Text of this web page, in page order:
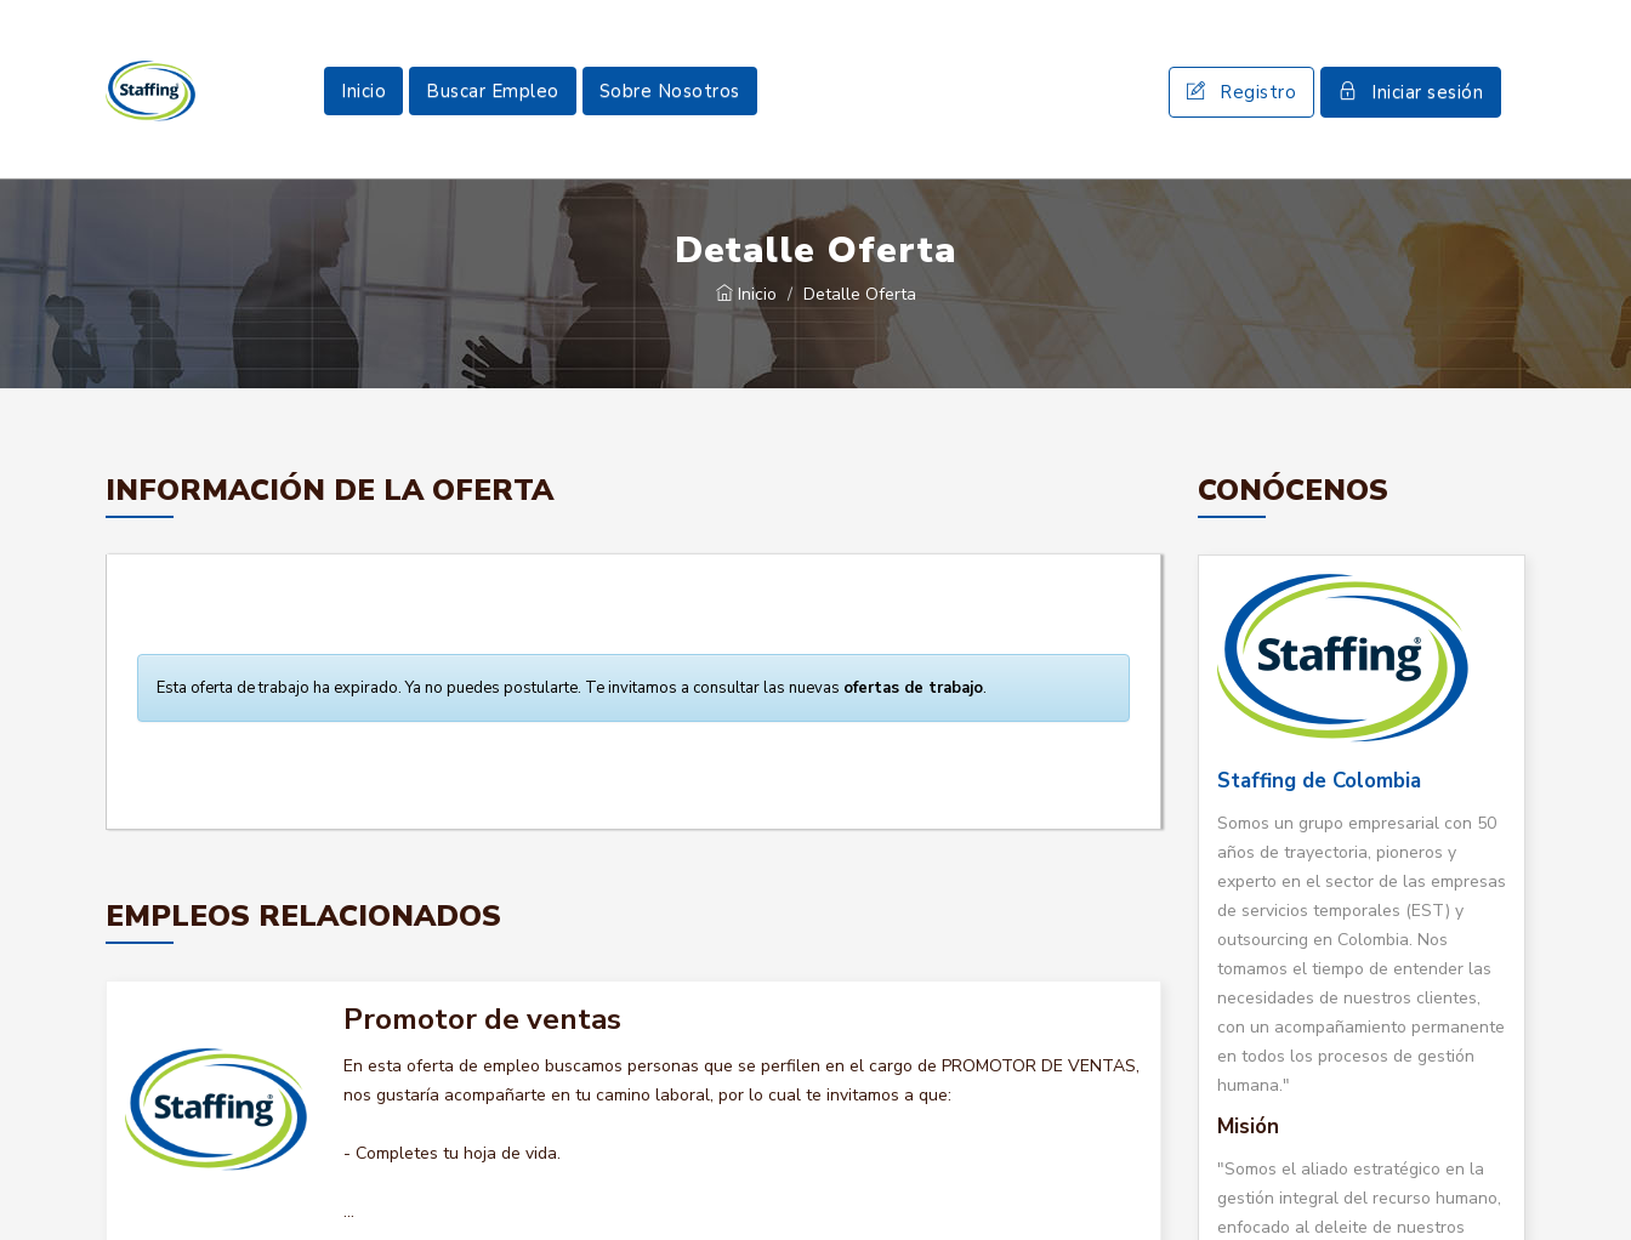
Inicio Buscar Empleo Sobre Nosotros Registro Iniciar sesión
Detalle Oferta
Inicio Detalle Oferta
INFORMACIÓN DE LA OFERTA
Esta oferta de trabajo ha expirado. Ya no puedes postularte. Te invitamos a consultar las nuevas ofertas de trabajo.
EMPLEOS RELACIONADOS
Promotor de ventas
En esta oferta de empleo buscamos personas que se perfilen en el cargo de PROMOTOR DE VENTAS,
nos gustaría acompañarte en tu camino laboral, por lo cual te invitamos a que:
- Completes tu hoja de vida.
...
CONÓCENOS
Staffing de Colombia
Somos un grupo empresarial con 50
años de trayectoria, pioneros y
experto en el sector de las empresas
de servicios temporales (EST) y
outsourcing en Colombia. Nos
tomamos el tiempo de entender las
necesidades de nuestros clientes,
con un acompañamiento permanente
en todos los procesos de gestión
humana."
Misión
"Somos el aliado estratégico en la
gestión integral del recurso humano,
enfocado al deleite de nuestros